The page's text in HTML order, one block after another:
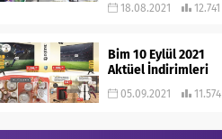
18.08.2021 12.741
Bim 10 Eylül 2021
Aktüel İndirimleri
05.09.2021 11.574